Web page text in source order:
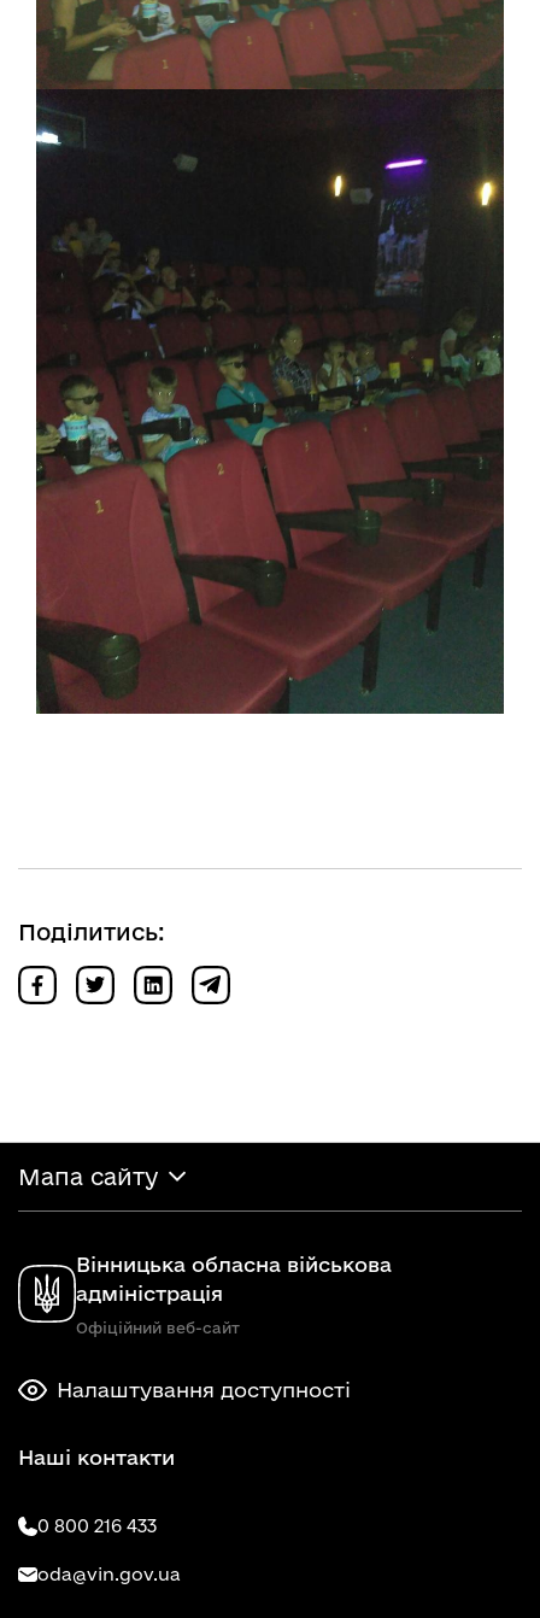
Поділитись:
Мапа сайту
Вінницька обласна військова
адміністрація
Офіційний веб-сайт
Налаштування доступності
Наші контакти
0 800 216 433
oda@vin.gov.ua